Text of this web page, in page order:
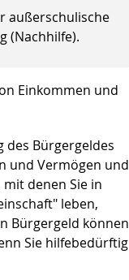
außerschulische
(Nachhilfe).
Einkommen und
des Bürgergeldes
und Vermögen und
denen Sie in
leben,
Bürgergeld können
Sie hilfebedürftig